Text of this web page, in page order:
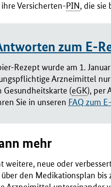
Versicherten- PIN , die sie
zum E-
Rezept wurde am 1.
Arzneimittel
(eGK), per
Sie in unseren FAQ zum
mehr
weitere, neue oder
den Medikationsplan